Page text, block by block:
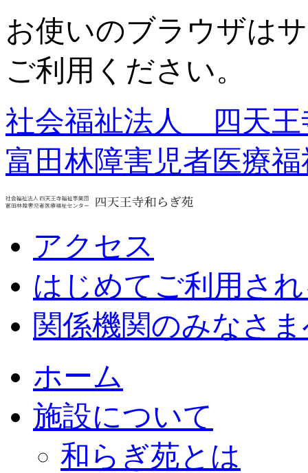
お使いのブラウザは
ご利用ください。
社会福祉法人 四天王
富田林障害児者医療
アクセス
はじめてご利用さ
関係機関のみなさ
ホーム
施設について
和らぎ苑とは